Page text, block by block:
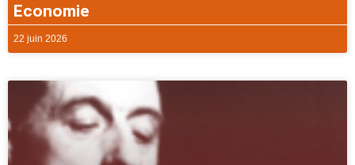
Economie
22 juin 2026